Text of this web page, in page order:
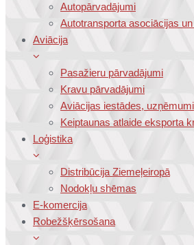
Autopārvadājumi
Autotransporta asociācijas
Aviācija
Pasažieru pārvadājumi
Kravu pārvadājumi
Aviācijas iestādes,
Keiptaunas atlaide eksporta
Loģistika
Distribūcija Ziemeļeiropā
Nodokļu shēmas
E-komercija
Robežšķērsošana